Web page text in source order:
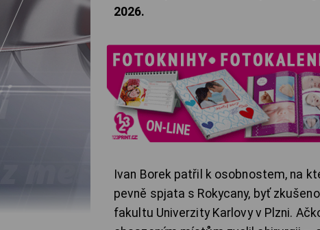
2026.
Ivan Borek patřil k osobnostem, na
pevně spjata s Rokycany, byť
fakultu Univerzity Karlovy v Plzni.